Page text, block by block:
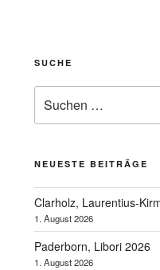
SUCHE
nach:
NEUESTE BEITRÄGE
Clarholz, Laurentius-
1. August 2026
Paderborn, Libori 2026
1. August 2026